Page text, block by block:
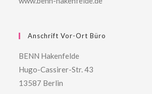
Anschrift Vor-Ort Büro
BENN Hakenfelde
Hugo-Cassirer-Str. 43
13587 Berlin